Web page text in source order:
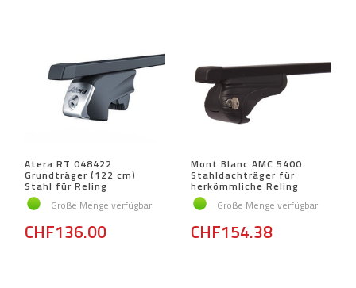
Atera RT 048422
Grundträger (122 cm)
Stahl für Reling
Große Menge verfügbar
CHF136.00
Mont Blanc AMC 5400
Stahldachträger für
herkömmliche Reling
Große Menge verfügbar
CHF154.38